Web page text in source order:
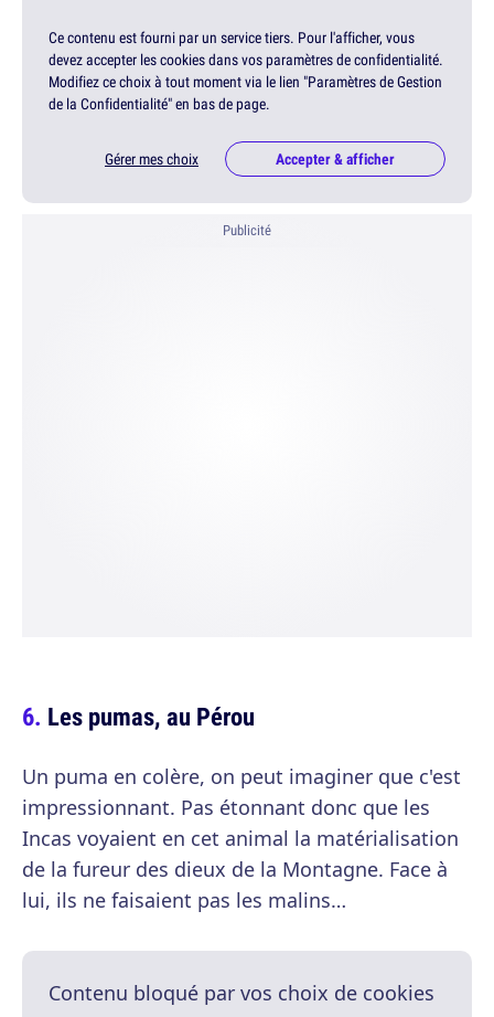
Ce contenu est fourni par un service tiers. Pour l'afficher, vous
devez accepter les cookies dans vos paramètres de confidentialité.
Modifiez ce choix à tout moment via le lien "Paramètres de Gestion
de la Confidentialité" en bas de page.
Gérer mes choix Accepter & afficher
Publicité
Les pumas, au Pérou
Un puma en colère, on peut imaginer que c'est
impressionnant. Pas étonnant donc que les
Incas voyaient en cet animal la matérialisation
de la fureur des dieux de la Montagne. Face à
lui, ils ne faisaient pas les malins…
Contenu bloqué par vos choix de cookies